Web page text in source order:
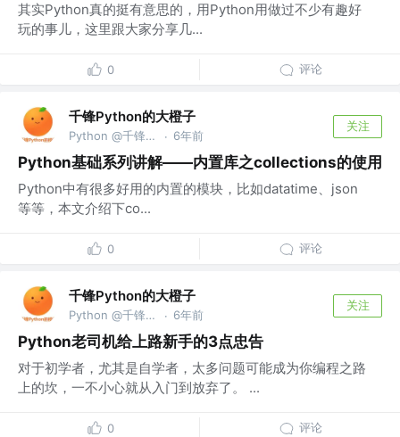
其实Python真的挺有意思的，用Python用做过不少有趣好
玩的事儿，这里跟大家分享几...
0 评论
千锋Python的大橙子
Python @千锋教育部 · 6年前
关注
Python基础系列讲解——内置库之collections的使用
Python中有很多好用的内置的模块，比如datatime、json
等等，本文介绍下co...
0 评论
千锋Python的大橙子
Python @千锋教育部 · 6年前
关注
Python老司机给上路新手的3点忠告
对于初学者，尤其是自学者，太多问题可能成为你编程之路
上的坎，一不小心就从入门到放弃了。 ...
0 评论